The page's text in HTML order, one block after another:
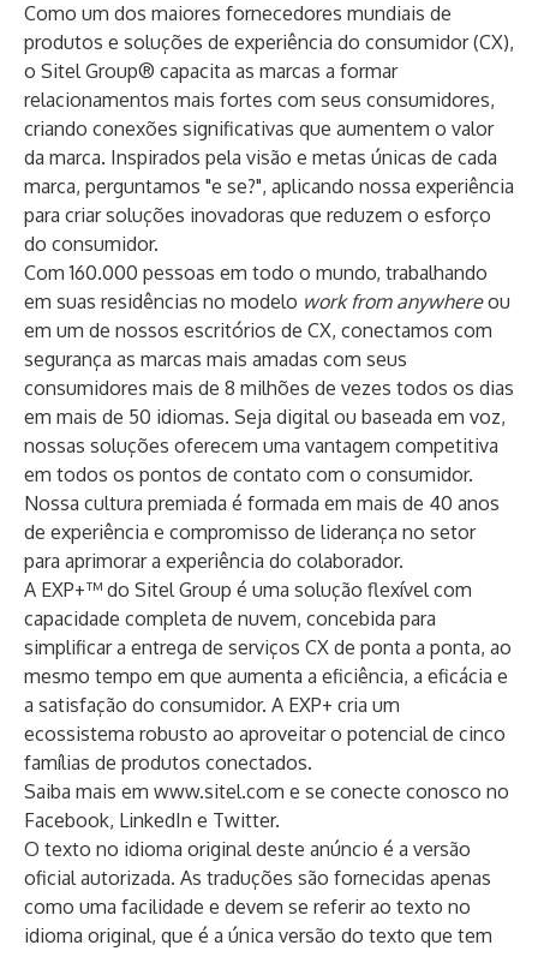
Como um dos maiores fornecedores mundiais de
produtos e soluções de experiência do consumidor (CX),
o Sitel Group® capacita as marcas a formar
relacionamentos mais fortes com seus consumidores,
criando conexões significativas que aumentem o valor
da marca. Inspirados pela visão e metas únicas de cada
marca, perguntamos "e se?", aplicando nossa experiência
para criar soluções inovadoras que reduzem o esforço
do consumidor.
Com 160.000 pessoas em todo o mundo, trabalhando
em suas residências no modelo work from anywhereou
em um de nossos escritórios de CX, conectamos com
segurança as marcas mais amadas com seus
consumidores mais de 8 milhões de vezes todos os dias
em mais de 50 idiomas. Seja digital ou baseada em voz,
nossas soluções oferecem uma vantagem competitiva
em todos os pontos de contato com o consumidor.
Nossa cultura premiada é formada em mais de 40 anos
de experiência e compromisso de liderança no setor
para aprimorar a experiência do colaborador.
A EXP+™ do Sitel Group é uma solução flexível com
capacidade completa de nuvem, concebida para
simplificar a entrega de serviços CX de ponta a ponta, ao
mesmo tempo em que aumenta a eficiência, a eficácia e
a satisfação do consumidor. A EXP+ cria um
ecossistema robusto ao aproveitar o potencial de cinco
famílias de produtos conectados.
Saiba mais em www.sitel.com e se conecte conosco no
Facebook, LinkedIn e Twitter.
O texto no idioma original deste anúncio é a versão
oficial autorizada. As traduções são fornecidas apenas
como uma facilidade e devem se referir ao texto no
idioma original, que é a única versão do texto que tem